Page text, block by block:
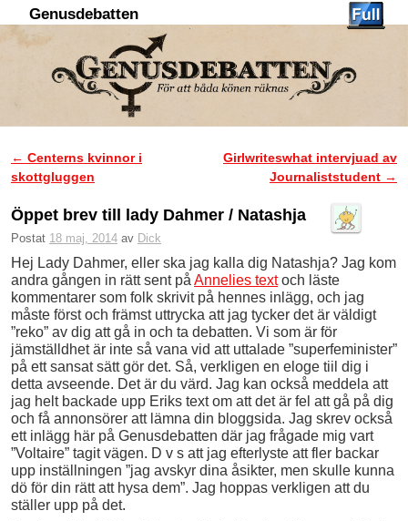
Genusdebatten
Inläggsnavigering
← Centerns kvinnor i
skottgluggen
Girlwriteswhat intervjuad av
Journaliststudent →
Öppet brev till lady Dahmer / Natashja
Postat 18 maj, 2014 av Dick
Hej Lady Dahmer, eller ska jag kalla dig Natashja? Jag kom
andra gången in rätt sent på Annelies textoch läste
kommentarer som folk skrivit på hennes inlägg, och jag
måste först och främst uttrycka att jag tycker det är väldigt
”reko” av dig att gå in och ta debatten. Vi som är för
jämställdhet är inte så vana vid att uttalade ”superfeminister”
på ett sansat sätt gör det. Så, verkligen en eloge tiil dig i
detta avseende. Det är du värd. Jag kan också meddela att
jag helt backade upp Eriks text om att det är fel att gå på dig
och få annonsörer att lämna din bloggsida. Jag skrev också
ett inlägg här på Genusdebatten där jag frågade mig vart
”Voltaire” tagit vägen. D v s att jag efterlyste att fler backar
upp inställningen ”jag avskyr dina åsikter, men skulle kunna
dö för din rätt att hysa dem”. Jag hoppas verkligen att du
ställer upp på det.